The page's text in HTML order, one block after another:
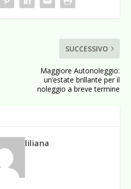
SUCCESSIVO
Maggiore Autonoleggio:
un’estate brillante per il
noleggio a breve termine
liliana